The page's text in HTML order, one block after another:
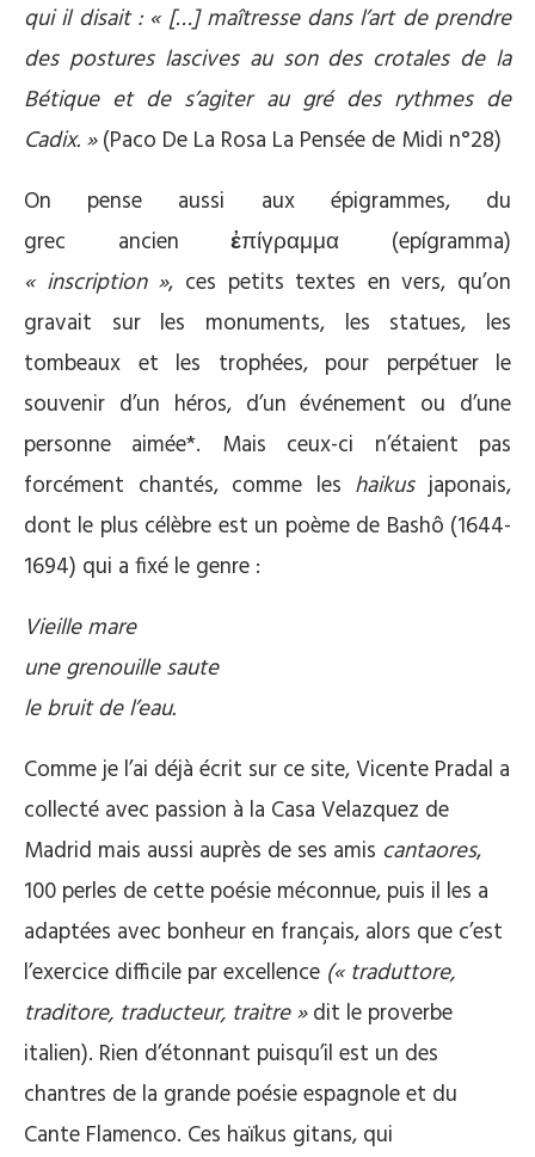
qui il disait : « […] maîtresse dans l’art de prendre
des postures lascives au son des crotales de la
Bétique et de s’agiter au gré des rythmes de
Cadix. »(Paco De La Rosa La Pensée de Midi n°28)
On pense aussi aux épigrammes, du
grec ancienἐπίγραμμα (epígramma)
« inscription », ces petits textes en vers, qu’on
gravait sur les monuments, les statues, les
tombeaux et les trophées, pour perpétuer le
souvenir d’un héros, d’un événement ou d’une
personne aimée*. Mais ceux-ci n’étaient pas
forcément chantés, comme les haikusjaponais,
dont le plus célèbre est un poème de Bashô (1644-
1694) qui a fixé le genre :
Vieille mare
une grenouille saute
le bruit de l’eau.
Comme je l’ai déjà écrit sur ce site, Vicente Pradal a
collecté avec passion à la Casa Velazquez de
Madrid mais aussi auprès de ses amis cantaores,
100 perles de cette poésie méconnue, puis il les a
adaptées avec bonheur en français, alors que c’est
l’exercice difficile par excellence (« traduttore,
traditore, traducteur, traitre »dit le proverbe
italien). Rien d’étonnant puisqu’il est un des
chantres de la grande poésie espagnole et du
Cante Flamenco. Ces haïkus gitans, qui